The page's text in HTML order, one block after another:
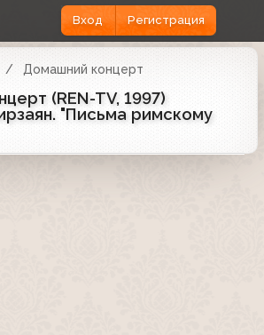
Вход Регистрация
Домашний концерт
(REN-TV, 1997)
"Письма римскому